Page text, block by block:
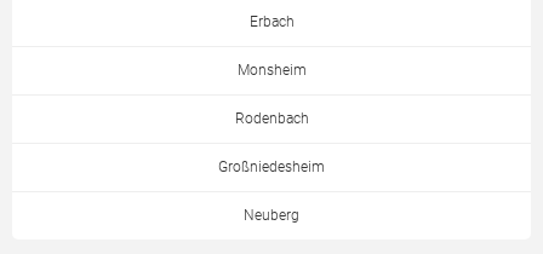
Erbach
Monsheim
Rodenbach
Großniedesheim
Neuberg